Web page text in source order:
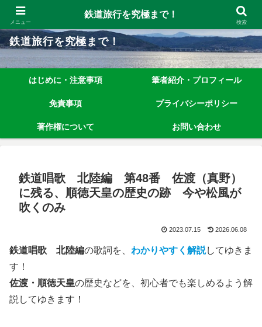
鉄道旅行を究極まで楽しむノウハウを、わかりやすく解説しています！
鉄道旅行を究極まで！
はじめに・注意事項 筆者紹介・プロフィール
免責事項 プライバシーポリシー
著作権について お問い合わせ
鉄道唱歌 北陸編 第48番 佐渡（真野）
に残る、順徳天皇の歴史の跡 今や松風が
吹くのみ
2023.07.15 2026.06.08
鉄道唱歌 北陸編の歌詞を、 わかりやすく解説してゆきま
す！
佐渡・順徳天皇の歴史などを、初心者でも楽しめるよう解
説してゆきます！
メニュー
鉄道旅行を究極まで！
検索